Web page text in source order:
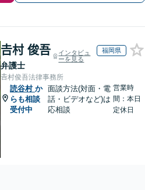
𠮷村 俊吾
弁護士
インタビュ
ーを見る
福岡県
𠮷村俊吾法律事務所
読谷村 か
らも相談
受付中
面談方法(対面・電
話・ビデオなど)は
応相談
営業時
間：本日
定休日